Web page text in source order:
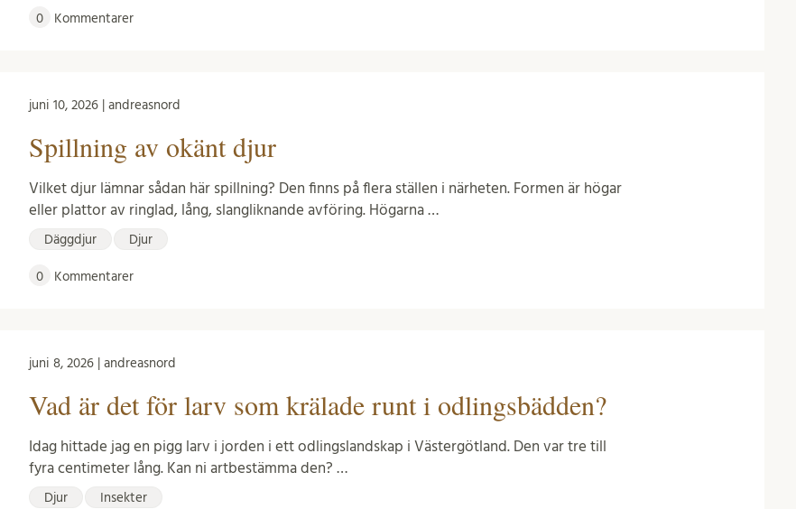
0 Kommentarer
juni 10, 2026 | andreasnord
Spillning av okänt djur
Vilket djur lämnar sådan här spillning? Den finns på flera ställen i närheten. Formen är högar
eller plattor av ringlad, lång, slangliknande avföring. Högarna …
Däggdjur Djur
0 Kommentarer
juni 8, 2026 | andreasnord
Vad är det för larv som krälade runt i odlingsbädden?
Idag hittade jag en pigg larv i jorden i ett odlingslandskap i Västergötland. Den var tre till
fyra centimeter lång. Kan ni artbestämma den? …
Djur Insekter